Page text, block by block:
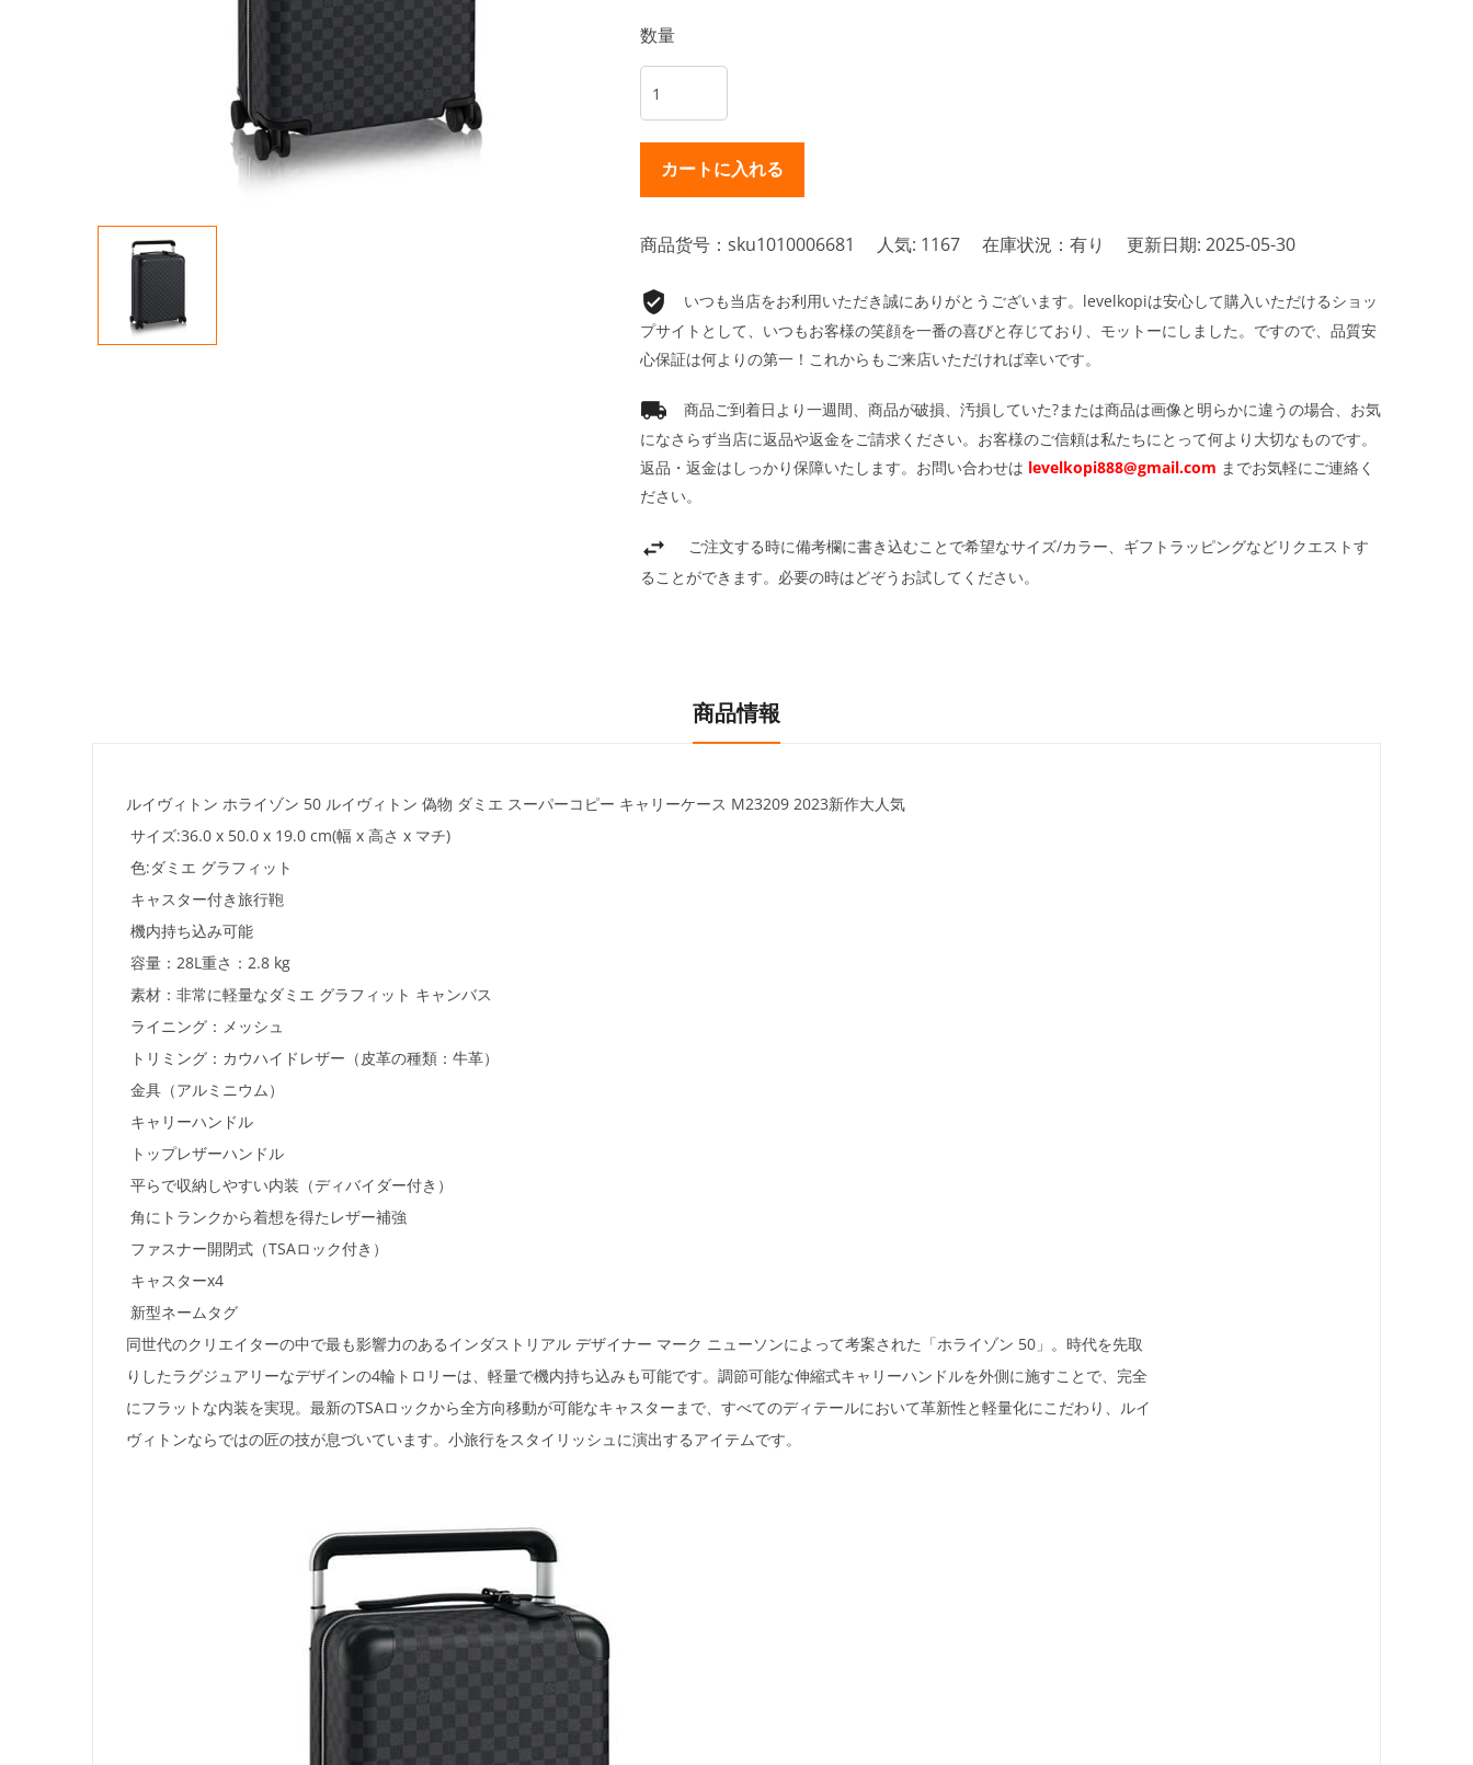
数量
商品货号：sku1010006681 人気: 1167 在庫状況：有り 更新日期: 2025-05-30
いつも当店をお利用いただき誠にありがとうございます。levelkopiは安心して購入いただけるショッ
プサイトとして、いつもお客様の笑顔を一番の喜びと存じており、モットーにしました。ですので、品質安
心保証は何よりの第一！これからもご来店いただければ幸いです。
商品ご到着日より一週間、商品が破損、汚損していた?または商品は画像と明らかに違うの場合、お気
になさらず当店に返品や返金をご請求ください。お客様のご信頼は私たちにとって何より大切なものです。
返品・返金はしっかり保障いたします。お問い合わせは levelkopi888@gmail.com までお気軽にご連絡く
ださい。
ご注文する時に備考欄に書き込むことで希望なサイズ/カラー、ギフトラッピングなどリクエストす
ることができます。必要の時はどぞうお試してください。
商品情報
ルイヴィトン ホライゾン 50 ルイヴィトン 偽物 ダミエ スーパーコピー キャリーケース M23209 2023新作大人気
サイズ:36.0 x 50.0 x 19.0 cm(幅 x 高さ x マチ)
色:ダミエ グラフィット
キャスター付き旅行鞄
機内持ち込み可能
容量：28L 重さ：2.8 kg
素材：非常に軽量なダミエ グラフィット キャンバス
ライニング：メッシュ
トリミング：カウハイドレザー（皮革の種類：牛革）
金具（アルミニウム）
キャリーハンドル
トップレザーハンドル
平らで収納しやすい内装（ディバイダー付き）
角にトランクから着想を得たレザー補強
ファスナー開閉式（TSAロック付き）
キャスターx4
新型ネームタグ
同世代のクリエイターの中で最も影響力のあるインダストリアル デザイナー マーク ニューソンによって考案された「ホライゾン 50」。時代を先取
りしたラグジュアリーなデザインの4輪トロリーは、軽量で機内持ち込みも可能です。調節可能な伸縮式キャリーハンドルを外側に施すことで、完全
にフラットな内装を実現。最新のTSAロックから全方向移動が可能なキャスターまで、すべてのディテールにおいて革新性と軽量化にこだわり、ルイ
ヴィトンならではの匠の技が息づいています。小旅行をスタイリッシュに演出するアイテムです。